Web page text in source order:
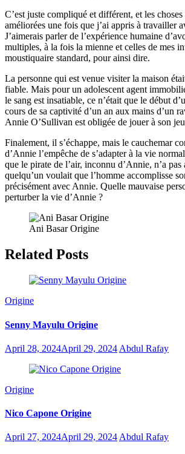
C’est juste compliqué et différent, et les
améliorées une fois que j’ai appris à travailler
J’aimerais parler de l’expérience humaine
multiples, à la fois la mienne et celles de mes
moustiquaire standard, pour ainsi dire.
La personne qui est venue visiter la maison
fiable. Mais pour un adolescent agent
le sang est insatiable, ce n’était que le début
cours de sa captivité d’un an aux mains d’un
Annie O’Sullivan est obligée de jouer à son
Finalement, il s’échappe, mais le cauchemar
d’Annie l’empêche de s’adapter à la vie
que le pirate de l’air, inconnu d’Annie, n’a
quelqu’un voulait que l’homme accomplisse
précisément avec Annie. Quelle mauvaise
perturber la vie d’Annie ?
Ani Basar Origine
Related Posts
Origine
Senny Mayulu Origine
April 28, 2024April 29, 2024 Abdul Rafay
Origine
Nico Capone Origine
April 27, 2024April 29, 2024 Abdul Rafay